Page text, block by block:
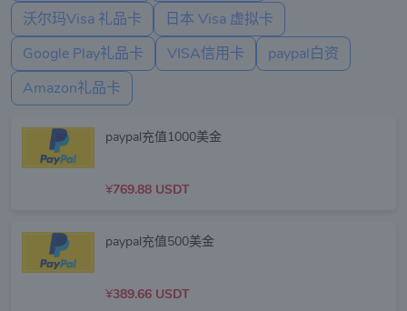
沃尔玛Visa 礼品卡
日本 Visa 虚拟卡
Google Play礼品卡
VISA信用卡
paypal白资
Amazon礼品卡
paypal充值1000美金
¥769.88 USDT
paypal充值500美金
¥389.66 USDT